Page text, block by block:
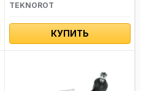
TEKNOROT
КУПИТЬ